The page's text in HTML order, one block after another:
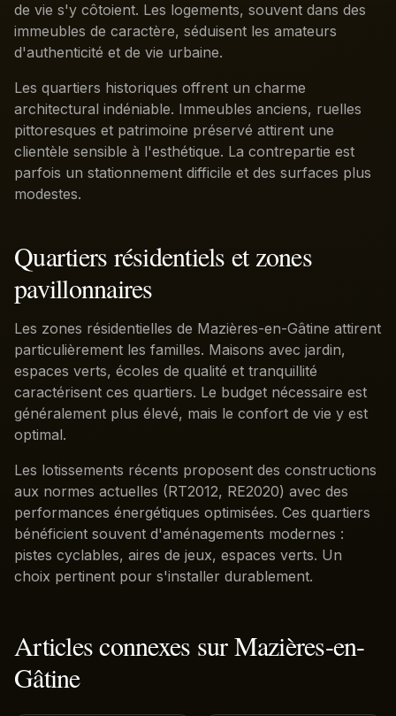
de vie s'y côtoient. Les logements, souvent dans des
immeubles de caractère, séduisent les amateurs
d'authenticité et de vie urbaine.
Les quartiers historiques offrent un charme
architectural indéniable. Immeubles anciens, ruelles
pittoresques et patrimoine préservé attirent une
clientèle sensible à l'esthétique. La contrepartie est
parfois un stationnement difficile et des surfaces plus
modestes.
Quartiers résidentiels et zones
pavillonnaires
Les zones résidentielles de Mazières-en-Gâtine attirent
particulièrement les familles. Maisons avec jardin,
espaces verts, écoles de qualité et tranquillité
caractérisent ces quartiers. Le budget nécessaire est
généralement plus élevé, mais le confort de vie y est
optimal.
Les lotissements récents proposent des constructions
aux normes actuelles (RT2012, RE2020) avec des
performances énergétiques optimisées. Ces quartiers
bénéficient souvent d'aménagements modernes :
pistes cyclables, aires de jeux, espaces verts. Un
choix pertinent pour s'installer durablement.
Articles connexes surMazières-en-
Gâtine